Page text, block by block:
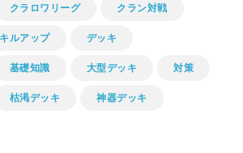
クラロワリーグ クラン対戦
ルアップ デッキ
基礎知識 大型デッキ 対策
枯渇デッキ 神器デッキ